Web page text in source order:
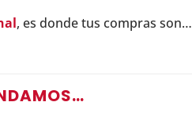
, es donde tus compras son…